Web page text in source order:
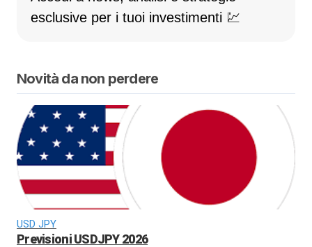
esclusive per i tuoi investimenti 💹
Novità da non perdere
USD JPY
Previsioni USDJPY 2026